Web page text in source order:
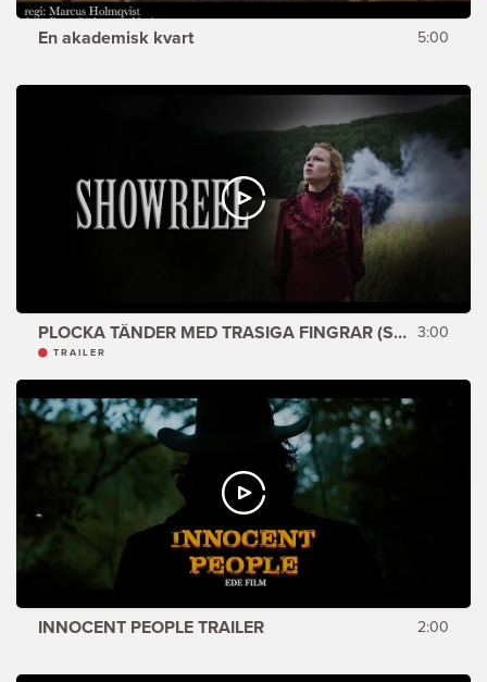
En akademisk kvart 5:00
PLOCKA TÄNDER MED TRASIGA FINGRAR (SHOWREEL) 3:00
TRAILER
INNOCENT PEOPLE TRAILER 2:00